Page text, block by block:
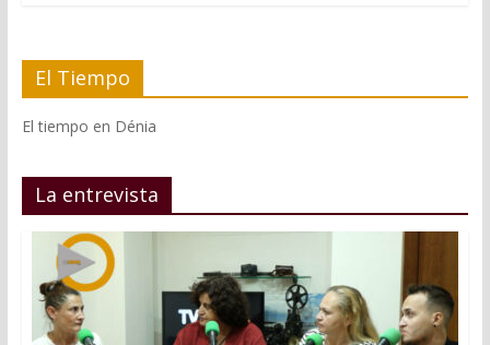
El Tiempo
El tiempo en Dénia
La entrevista